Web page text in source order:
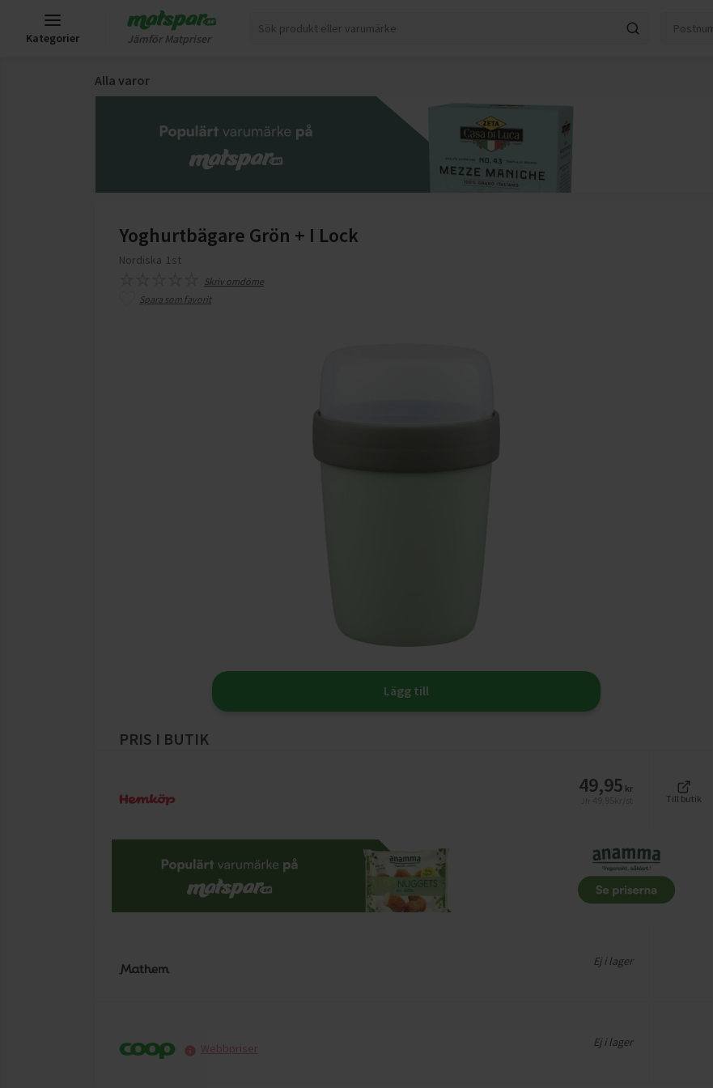
Kategorier Jämför Matpriser
Alla varor
Yoghurtbägare Grön + I Lock
Nordiska 1st
Skriv omdöme
Spara som favorit
Lägg till
PRIS I BUTIK
49,95 kr
Till butik
Ej i lager
Webbpriser Ej i lager